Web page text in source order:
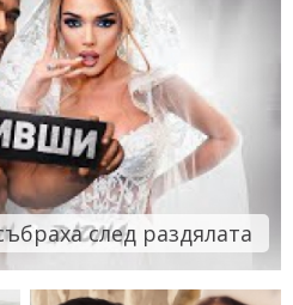
след раздялата